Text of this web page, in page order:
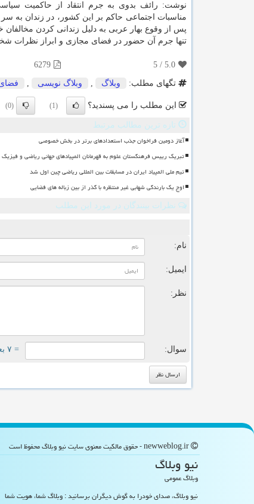
نوشت: رائف بدوی به جرم انتقاد از حاكمیت
مناسبات اجتماعی حاكم بر این كشور، در زندان به
پس از وقوع بهار عربی به دلیل زندانی كردن
تنها جرم آن حضور در فضای مجازی و ابراز نظرات
5.0
/
5
6279
تگهای مطلب:
وبلاگ وبلاگ نویسی
این مطلب را می پسندید؟ (1)
(0)
تازه ترین مطالب مرتبط
آغاز دومین فراخوان جذب استعدادهای برتر در بخش خصوصی
تبریک رییس فرهنگستان علوم به قهرمانان المپیادهای جهانی ریاضی و فیزیک
تیم ملی المپیاد ایران در مسابقات بین المللی ریاضی چین اول شد
اوج یک بارندگی شهابی غیر منتظره با گذر از بین زباله های فضایی
نظرات بینندگان در مورد این مطلب
نام:
ایمیل:
نظر:
سوال: = ۷ بعلاوه ۲
نیو وبلاگ
وبلاگ عمومی
نیو وبلاگ، صدای خودرا به گوش دیگران برسانید : وبلاگ شما، هویت شما